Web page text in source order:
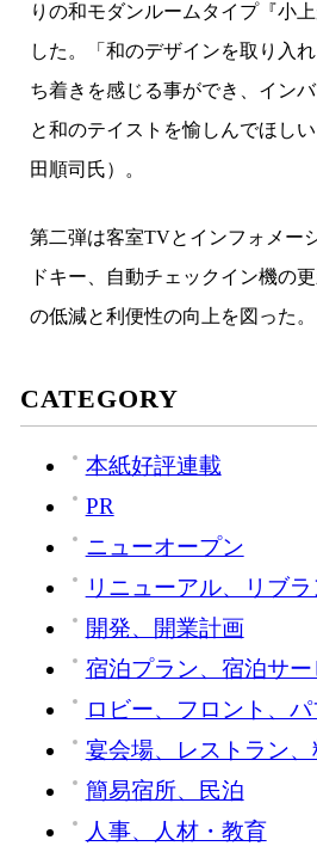
りの和モダンルームタイプ『小
した。「和のデザインを取り入
ち着きを感じる事ができ、イン
と和のテイストを愉しんでほし
田順司氏）。
第二弾は客室TVとインフォメー
ドキー、自動チェックイン機の
の低減と利便性の向上を図った。
CATEGORY
本紙好評連載
PR
ニューオープン
リニューアル、リブラ
開発、開業計画
宿泊プラン、宿泊サー
ロビー、フロント、パ
宴会場、レストラン、
簡易宿所、民泊
人事、人材・教育